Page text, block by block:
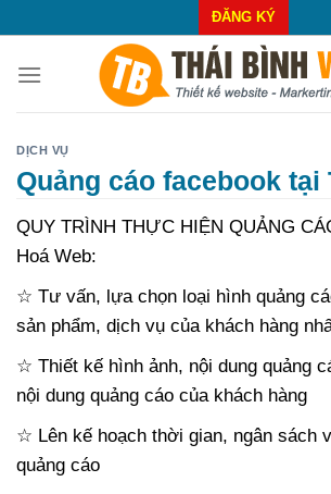
to
content
ĐĂNG KÝ
DỊCH VỤ
Quảng cáo facebook tại
QUY TRÌNH THỰC HIỆN QUẢNG
Hoá Web:
☆ Tư vấn, lựa chọn loại hình quảng
sản phẩm, dịch vụ của khách hàng
☆ Thiết kế hình ảnh, nội dung quảng
nội dung quảng cáo của khách hàng
☆ Lên kế hoạch thời gian, ngân sách
quảng cáo